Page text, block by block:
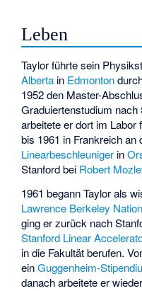
Leben
Taylor führte sein
Alberta in Edmonton
1952 den Master-
Graduiertenstudium nach
arbeitete er dort im
bis 1961 in Frankreich
Linearbeschleuniger in
Stanford bei Robert
1961 begann Taylor als
Lawrence Berkeley
ging er zurück nach
Stanford Linear
in die Fakultät berufen.
einGuggenheim-
danach arbeitete er